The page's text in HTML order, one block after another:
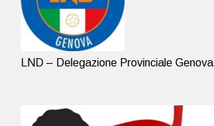
LND – Delegazione Provinciale Genova